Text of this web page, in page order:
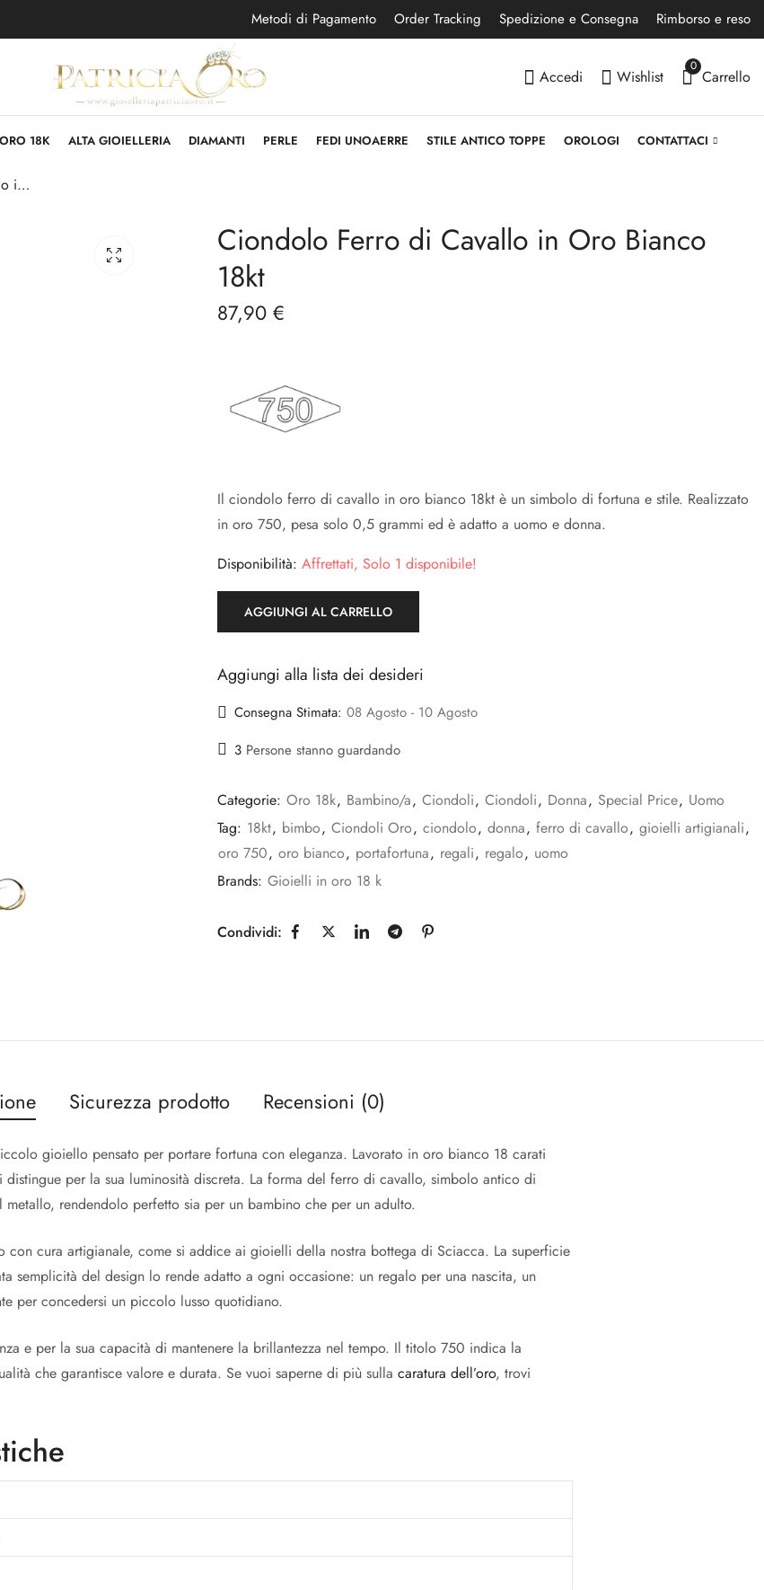
Metodi di Pagamento Order Tracking Spedizione e Consegna Rimborso e reso
Accedi Wishlist
0
Carrello
ORO 18K ALTA GIOIELLERIA DIAMANTI PERLE FEDI UNOAERRE STILE ANTICO TOPPE OROLOGI CONTATTACI
Ciondolo Ferro di Cavallo in Oro Bianco 18kt
Ciondolo Pallone
Calcio in Oro 18kt
Girocollo Maschile in
Oro Bicolore 18kt
Ciondolo Ferro di Cavallo in Oro Bianco
18kt
87,90 €
Il ciondolo ferro di cavallo in oro bianco 18kt è un simbolo di fortuna e stile. Realizzato
in oro 750, pesa solo 0,5 grammi ed è adatto a uomo e donna.
Disponibilità: Affrettati, Solo 1 disponibile!
AGGIUNGI AL CARRELLO
Aggiungi alla lista dei desideri
Consegna Stimata: 08 Agosto - 10 Agosto
3 Persone stanno guardando
Categorie: Oro 18k, Bambino/a, Ciondoli, Ciondoli, Donna, Special Price, Uomo
Tag: 18kt, bimbo, Ciondoli Oro, ciondolo, donna, ferro di cavallo, gioielli artigianali,
oro 750, oro bianco, portafortuna, regali, regalo, uomo
Brands: Gioielli in oro 18 k
Condividi:
Sicurezza prodotto Recensioni (0)
gioiello pensato per portare fortuna con eleganza. Lavorato in oro bianco 18 carati
per la sua luminosità discreta. La forma del ferro di cavallo, simbolo antico di
rendendolo perfetto sia per un bambino che per un adulto.
con cura artigianale, come si addice ai gioielli della nostra bottega di Sciacca. La superficie
semplicità del design lo rende adatto a ogni occasione: un regalo per una nascita, un
per concedersi un piccolo lusso quotidiano.
e per la sua capacità di mantenere la brillantezza nel tempo. Il titolo 750 indica la
che garantisce valore e durata. Se vuoi saperne di più sullacaratura dell’oro, trovi